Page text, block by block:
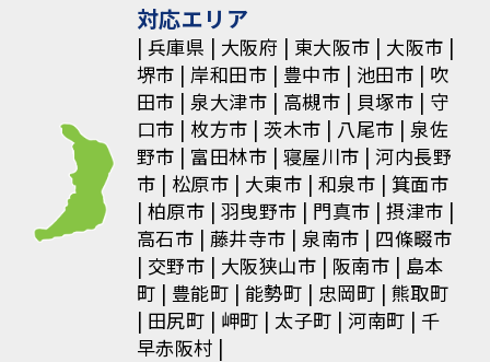
対応エリア
兵庫県 大阪府 東大阪市
大阪市
堺市
岸和田市 豊中市 池田市
吹
田市
泉大津市 高槻市 貝塚市
守
口市
枚方市 茨木市 八尾市
泉佐
野市
富田林市 寝屋川市
河内長野
市
松原市 大東市 和泉市 箕面市
柏原市 羽曳野市 門真市
摂津市
高石市
藤井寺市 泉南市
四條畷市
交野市
大阪狭山市 阪南市
島本
町
豊能町 能勢町 忠岡町 熊取町
田尻町
岬町 太子町 河南町
千
早赤阪村